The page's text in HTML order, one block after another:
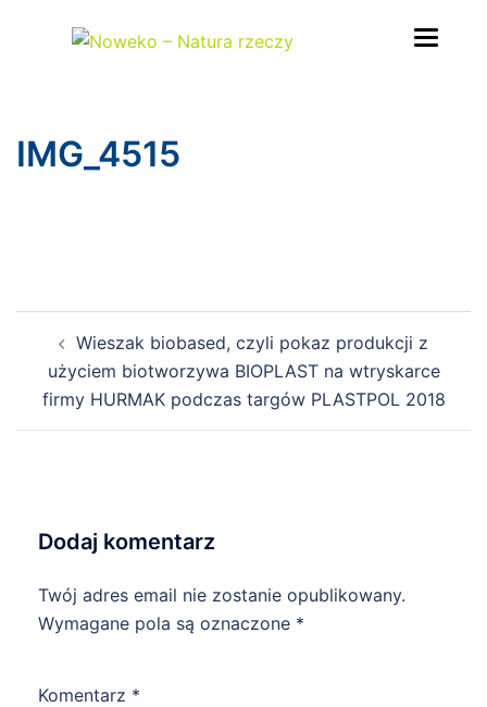
IMG_4515
wpisuWieszak biobased, czyli pokaz produkcji z
użyciem biotworzywa BIOPLAST na wtryskarce
firmy HURMAK podczas targów PLASTPOL 2018
Dodaj komentarz
Twój adres email nie zostanie opublikowany.
Wymagane pola są oznaczone *
Komentarz *